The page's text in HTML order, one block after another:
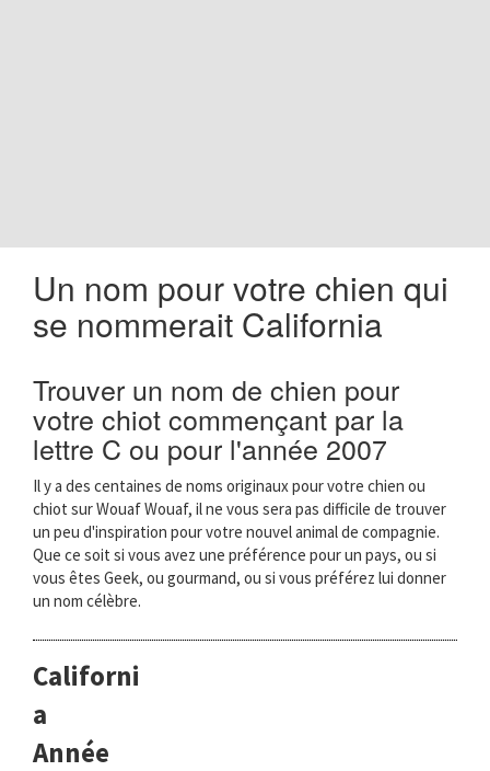
Un nom pour votre chien qui
se nommerait California
Trouver un nom de chien pour
votre chiot commençant par la
lettre C ou pour l'année 2007
Il y a des centaines de noms originaux pour votre chien ou
chiot sur Wouaf Wouaf, il ne vous sera pas difficile de trouver
un peu d'inspiration pour votre nouvel animal de compagnie.
Que ce soit si vous avez une préférence pour un pays, ou si
vous êtes Geek, ou gourmand, ou si vous préférez lui donner
un nom célèbre.
Californi
a
Année